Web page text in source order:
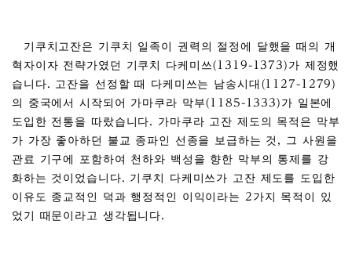
기쿠치고잔은 기쿠치 일족이 권력의 절정에 달했을 때의 개
혁자이자 전략가였던 기쿠치 다케미쓰(1319-1373)가 제정했
습니다. 고잔을 선정할 때 다케미쓰는 남송시대(1127-1279)
의 중국에서 시작되어 가마쿠라 막부(1185-1333)가 일본에
도입한 전통을 따랐습니다. 가마쿠라 고잔 제도의 목적은 막부
가 가장 좋아하던 불교 종파인 선종을 보급하는 것, 그 사원을
관료 기구에 포함하여 천하와 백성을 향한 막부의 통제를 강
화하는 것이었습니다. 기쿠치 다케미쓰가 고잔 제도를 도입한
이유도 종교적인 덕과 행정적인 이익이라는 2가지 목적이 있
었기 때문이라고 생각됩니다.